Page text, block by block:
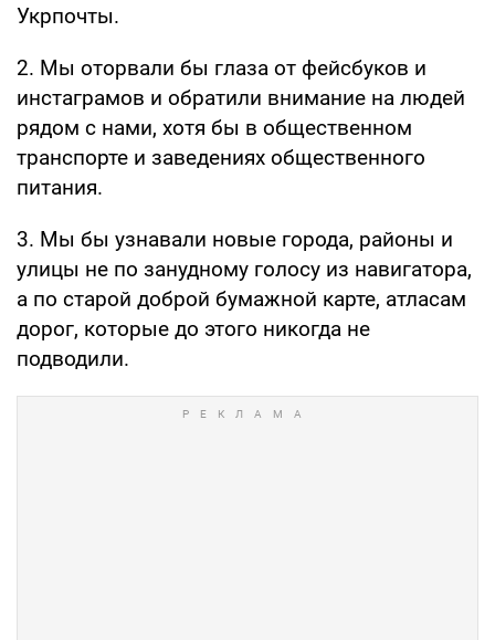
Укрпочты.
2. Мы оторвали бы глаза от фейсбуков и
инстаграмов и обратили внимание на людей
рядом с нами, хотя бы в общественном
транспорте и заведениях общественного
питания.
3. Мы бы узнавали новые города, районы и
улицы не по занудному голосу из навигатора,
а по старой доброй бумажной карте, атласам
дорог, которые до этого никогда не
подводили.